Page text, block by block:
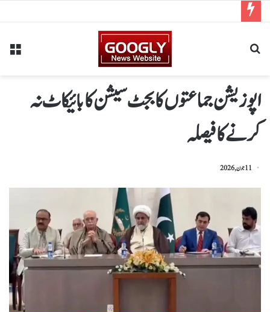
اپوزیشن جماعتوں کا بجٹ سیشن کا بائیکاٹ نہ
کرنےکا فیصلہ
11 جون, 2026